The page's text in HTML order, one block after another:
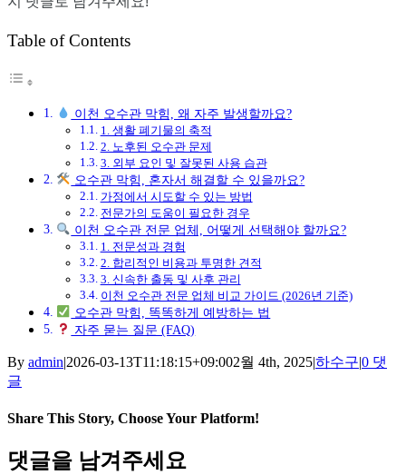
Table of Contents
이천 오수관 막힘, 왜 자주 발생할까요?
1. 생활 폐기물의 축적
2. 노후된 오수관 문제
3. 외부 요인 및 잘못된 사용 습관
오수관 막힘, 혼자서 해결할 수 있을까요?
가정에서 시도할 수 있는 방법
전문가의 도움이 필요한 경우
이천 오수관 전문 업체, 어떻게 선택해야 할까요?
1. 전문성과 경험
2. 합리적인 비용과 투명한 견적
3. 신속한 출동 및 사후 관리
이천 오수관 전문 업체 비교 가이드 (2026년 기준)
오수관 막힘, 똑똑하게 예방하는 법
자주 묻는 질문 (FAQ)
By admin|2026-03-13T11:18:15+09:002월 4th, 2025|하수구|0 댓
글
Share This Story, Choose Your Platform!
Facebook
X
Reddit
LinkedIn
Tumblr
Pinterest
Vk
이
댓글을 남겨주세요